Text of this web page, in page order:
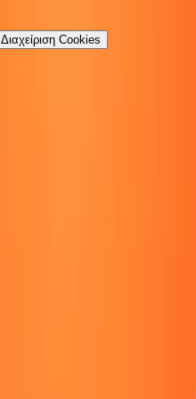
Διαχείριση Cookies